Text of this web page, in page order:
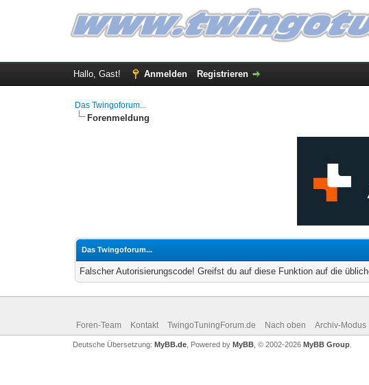
Hallo, Gast! Anmelden Registrieren
Das Twingoforum...
Forenmeldung
Das Twingoforum...
Falscher Autorisierungscode! Greifst du auf diese Funktion auf die
Foren-Team Kontakt TwingoTuningForum.de Nach oben Archiv-Modus
Deutsche Übersetzung: MyBB.de, Powered by MyBB, © 2002-2026 MyBB Group.